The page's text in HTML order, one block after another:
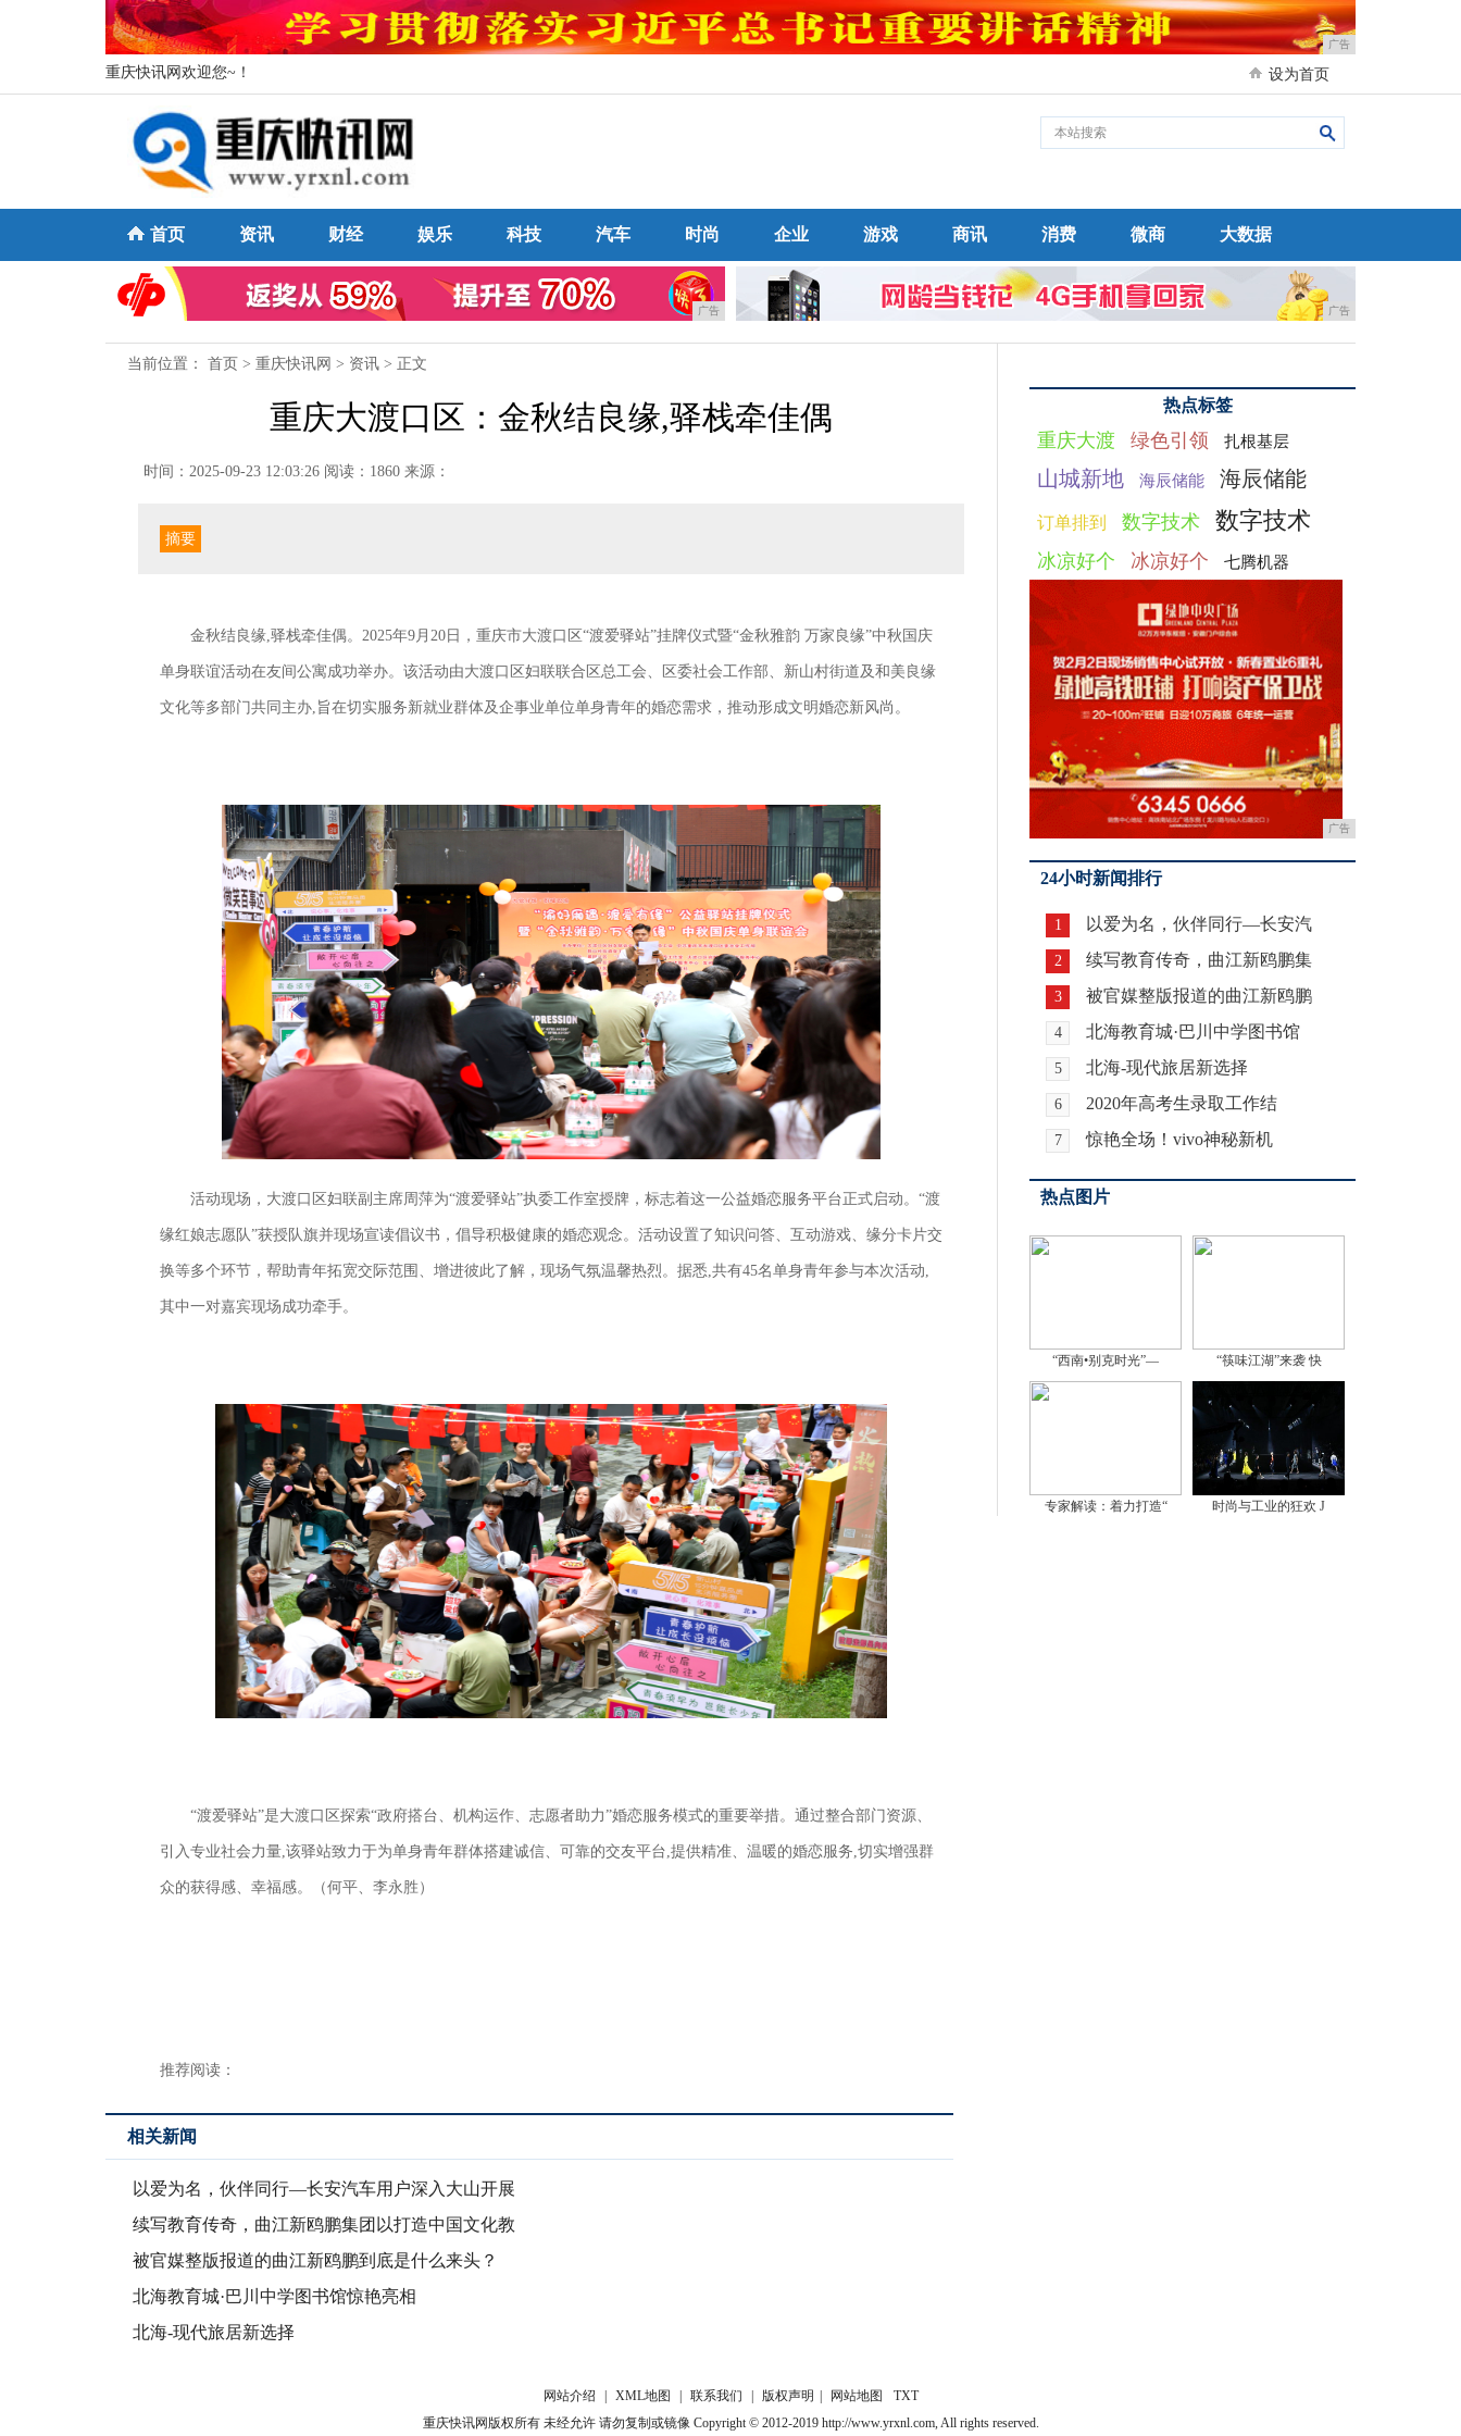
广告
重庆快讯网欢迎您~！ 设为首页
首页 资讯 财经 娱乐 科技 汽车 时尚 企业 游戏 商讯 消费 微商 大数据
广告 广告
当前位置： 首页 > 重庆快讯网 > 资讯 > 正文
重庆大渡口区：金秋结良缘,驿栈牵佳偶
时间：2025-09-23 12:03:26 阅读：1860 来源：
摘要
金秋结良缘,驿栈牵佳偶。2025年9月20日，重庆市大渡口区“渡爱驿站”挂牌仪式暨“金秋雅韵 万家良缘”中秋国庆
单身联谊活动在友间公寓成功举办。该活动由大渡口区妇联联合区总工会、区委社会工作部、新山村街道及和美良缘
文化等多部门共同主办,旨在切实服务新就业群体及企事业单位单身青年的婚恋需求，推动形成文明婚恋新风尚。
活动现场，大渡口区妇联副主席周萍为“渡爱驿站”执委工作室授牌，标志着这一公益婚恋服务平台正式启动。“渡
缘红娘志愿队”获授队旗并现场宣读倡议书，倡导积极健康的婚恋观念。活动设置了知识问答、互动游戏、缘分卡片交
换等多个环节，帮助青年拓宽交际范围、增进彼此了解，现场气氛温馨热烈。据悉,共有45名单身青年参与本次活动,
其中一对嘉宾现场成功牵手。
“渡爱驿站”是大渡口区探索“政府搭台、机构运作、志愿者助力”婚恋服务模式的重要举措。通过整合部门资源、
引入专业社会力量,该驿站致力于为单身青年群体搭建诚信、可靠的交友平台,提供精准、温暖的婚恋服务,切实增强群
众的获得感、幸福感。（何平、李永胜）
推荐阅读：
相关新闻
以爱为名，伙伴同行—长安汽车用户深入大山开展
爱心公益
续写教育传奇，曲江新鸥鹏集团以打造中国文化教
育新繁荣
被官媒整版报道的曲江新鸥鹏到底是什么来头？
北海教育城·巴川中学图书馆惊艳亮相
北海-现代旅居新选择
热点标签
重庆大渡 绿色引领 扎根基层
山城新地 海辰储能 海辰储能
订单排到 数字技术 数字技术
冰凉好个 冰凉好个 七腾机器
广告
24小时新闻排行
1 以爱为名，伙伴同行—长安汽
2 续写教育传奇，曲江新鸥鹏集
3 被官媒整版报道的曲江新鸥鹏
4 北海教育城·巴川中学图书馆
5 北海-现代旅居新选择
6 2020年高考生录取工作结
7 惊艳全场！vivo神秘新机
热点图片
“西南•别克时光”— “筷味江湖”来袭 快
专家解读：着力打造“ 时尚与工业的狂欢 J
网站介绍 XML地图 联系我们 版权声明 网站地图
TXT
重庆快讯网版权所有 未经允许 请勿复制或镜像 Copyright © 2012-2019 http://www.yrxnl.com, All rights reserved.